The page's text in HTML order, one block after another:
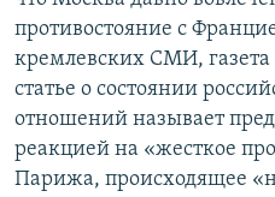
противостояние с
кремлевских СМИ, газета
статье о состоянии
отношений называет
реакцией на «жесткое
Парижа, происходящее